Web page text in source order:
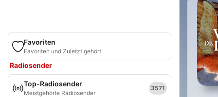
Favoriten
Favoriten und Zuletzt gehört
Radiosender
Top-Radiosender
Meistgehörte Radiosender
3571